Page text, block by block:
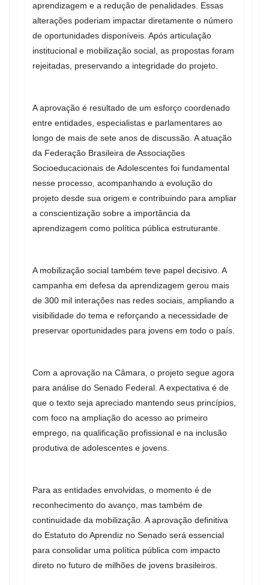
aprendizagem e a redução de penalidades. Essas
alterações poderiam impactar diretamente o número
de oportunidades disponíveis. Após articulação
institucional e mobilização social, as propostas foram
rejeitadas, preservando a integridade do projeto.
A aprovação é resultado de um esforço coordenado
entre entidades, especialistas e parlamentares ao
longo de mais de sete anos de discussão. A atuação
da Federação Brasileira de Associações
Socioeducacionais de Adolescentes foi fundamental
nesse processo, acompanhando a evolução do
projeto desde sua origem e contribuindo para ampliar
a conscientização sobre a importância da
aprendizagem como política pública estruturante.
A mobilização social também teve papel decisivo. A
campanha em defesa da aprendizagem gerou mais
de 300 mil interações nas redes sociais, ampliando a
visibilidade do tema e reforçando a necessidade de
preservar oportunidades para jovens em todo o país.
Com a aprovação na Câmara, o projeto segue agora
para análise do Senado Federal. A expectativa é de
que o texto seja apreciado mantendo seus princípios,
com foco na ampliação do acesso ao primeiro
emprego, na qualificação profissional e na inclusão
produtiva de adolescentes e jovens.
Para as entidades envolvidas, o momento é de
reconhecimento do avanço, mas também de
continuidade da mobilização. A aprovação definitiva
do Estatuto do Aprendiz no Senado será essencial
para consolidar uma política pública com impacto
direto no futuro de milhões de jovens brasileiros.